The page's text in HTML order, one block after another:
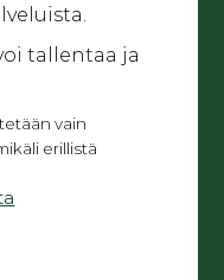
tallentaa ja
vain
erillistä